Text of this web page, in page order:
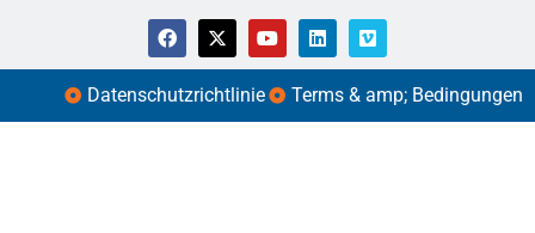
Datenschutzrichtlinie Terms & amp; Bedingungen